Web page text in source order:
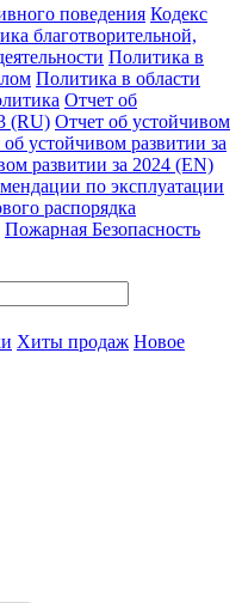
поведения Кодекс
благотворительной,
Политика в
Политика в области
Отчет об
(RU) Отчет об устойчивом
устойчивом развитии за
развитии за 2024 (EN)
по эксплуатации
распорядка
Пожарная Безопасность
Хиты продаж Новое